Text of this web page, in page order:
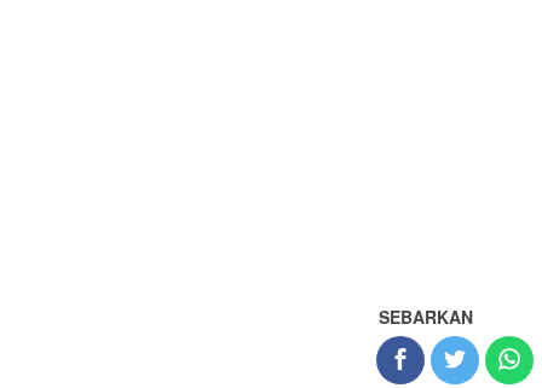
SEBARKAN